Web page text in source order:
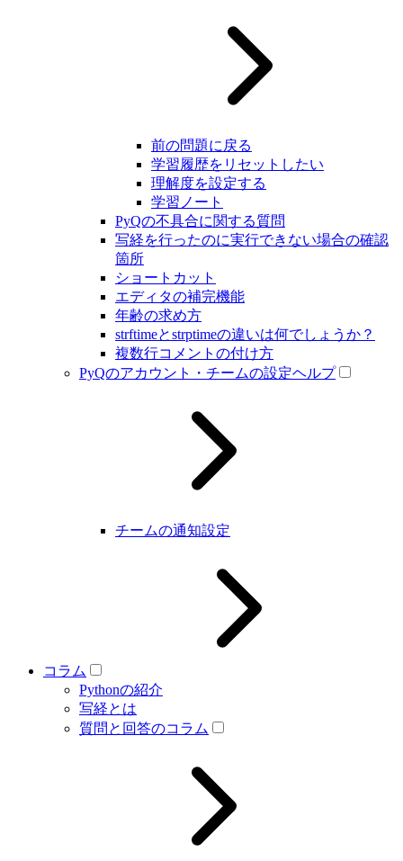
前の問題に戻る
学習履歴をリセットしたい
理解度を設定する
学習ノート
PyQの不具合に関する質問
写経を行ったのに実行できない場合の確認
箇所
ショートカット
エディタの補完機能
年齢の求め方
strftimeとstrptimeの違いは何でしょうか？
複数行コメントの付け方
PyQのアカウント・チームの設定ヘルプ
チームの通知設定
コラム
Pythonの紹介
写経とは
質問と回答のコラム